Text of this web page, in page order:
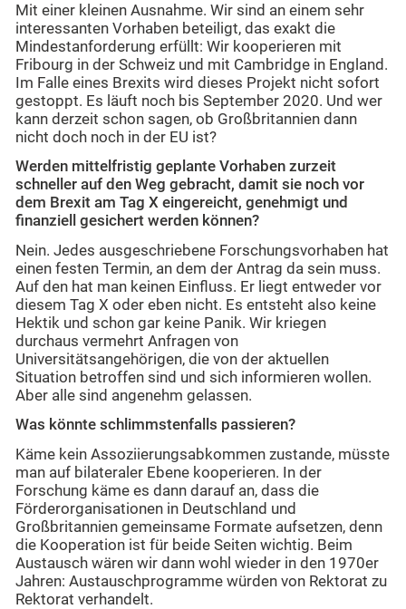
Mit einer kleinen Ausnahme. Wir sind an einem sehr
interessanten Vorhaben beteiligt, das exakt die
Mindestanforderung erfüllt: Wir kooperieren mit
Fribourg in der Schweiz und mit Cambridge in England.
Im Falle eines Brexits wird dieses Projekt nicht sofort
gestoppt. Es läuft noch bis September 2020. Und wer
kann derzeit schon sagen, ob Großbritannien dann
nicht doch noch in der EU ist?
Werden mittelfristig geplante Vorhaben zurzeit
schneller auf den Weg gebracht, damit sie noch vor
dem Brexit am Tag X eingereicht, genehmigt und
finanziell gesichert werden können?
Nein. Jedes ausgeschriebene Forschungsvorhaben hat
einen festen Termin, an dem der Antrag da sein muss.
Auf den hat man keinen Einfluss. Er liegt entweder vor
diesem Tag X oder eben nicht. Es entsteht also keine
Hektik und schon gar keine Panik. Wir kriegen
durchaus vermehrt Anfragen von
Universitätsangehörigen, die von der aktuellen
Situation betroffen sind und sich informieren wollen.
Aber alle sind angenehm gelassen.
Was könnte schlimmstenfalls passieren?
Käme kein Assoziierungsabkommen zustande, müsste
man auf bilateraler Ebene kooperieren. In der
Forschung käme es dann darauf an, dass die
Förderorganisationen in Deutschland und
Großbritannien gemeinsame Formate aufsetzen, denn
die Kooperation ist für beide Seiten wichtig. Beim
Austausch wären wir dann wohl wieder in den 1970er
Jahren: Austauschprogramme würden von Rektorat zu
Rektorat verhandelt.